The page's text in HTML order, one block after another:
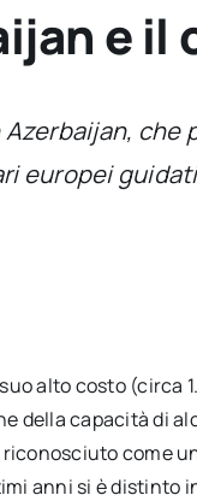
e il
che
europei
alto costo (circa
della capacità di
come
anni si è